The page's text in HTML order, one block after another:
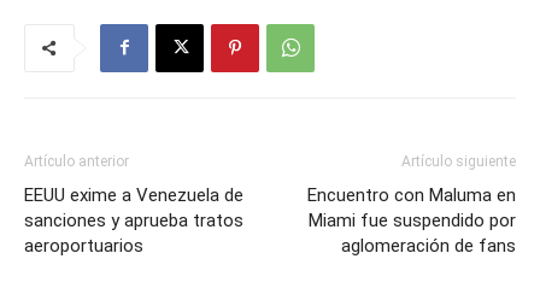
Artículo anterior
EEUU exime a Venezuela de
sanciones y aprueba tratos
aeroportuarios
Artículo siguiente
Encuentro con Maluma en
Miami fue suspendido por
aglomeración de fans